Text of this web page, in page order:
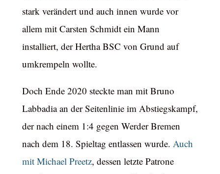
stark verändert und auch innen wurde vor
allem mit Carsten Schmidt ein Mann
installiert, der Hertha BSC von Grund auf
umkrempeln wollte.
Doch Ende 2020 steckte man mit Bruno
Labbadia an der Seitenlinie im Abstiegskampf,
der nach einem 1:4 gegen Werder Bremen
nach dem 18. Spieltag entlassen wurde. Auch
mit Michael Preetz, dessen letzte Patrone